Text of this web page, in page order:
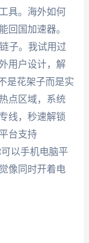
具。海外如何
回国加速器。
子。我试用过
用户设计，解
是花架子而是实
点区域，系统
线，秒速解锁
台支持
可以手机电脑平
像同时开着电